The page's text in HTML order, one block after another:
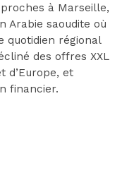
à Marseille,
Arabie saoudite où
quotidien régional
des offres XXL
d’Europe, et
financier.